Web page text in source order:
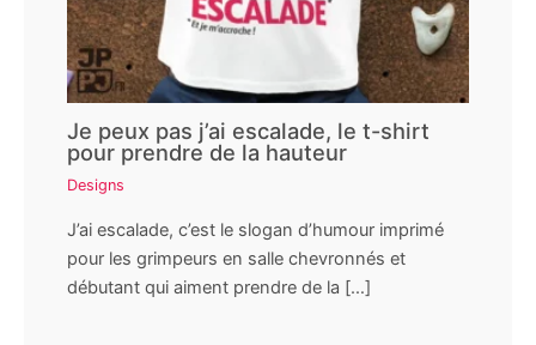
Je peux pas j’ai escalade, le t-shirt
pour prendre de la hauteur
Designs
J’ai escalade, c’est le slogan d’humour imprimé
pour les grimpeurs en salle chevronnés et
débutant qui aiment prendre de la […]